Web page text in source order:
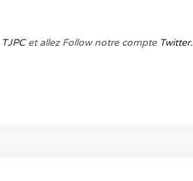
TJPCet allez Follow notre compte Twitter.